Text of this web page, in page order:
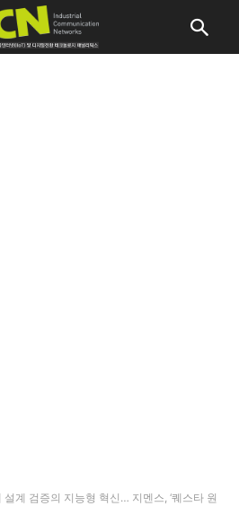
설계 검증의 지능형 혁신… 지멘스, ‘퀘스타 원